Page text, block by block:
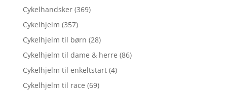
Cykelhandsker (369)
Cykelhjelm (357)
Cykelhjelm til børn (28)
Cykelhjelm til dame & herre (86)
Cykelhjelm til enkeltstart (4)
Cykelhjelm til race (69)